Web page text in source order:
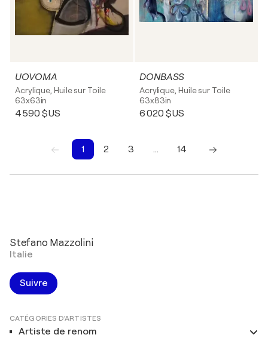
UOVOMA
Acrylique, Huile sur Toile
63x63in
4 590 $US
DONBASS
Acrylique, Huile sur Toile
63x83in
6 020 $US
1 2 3 …
14
Stefano Mazzolini
Italie
Suivre
CATÉGORIES D'ARTISTES
Artiste de renom